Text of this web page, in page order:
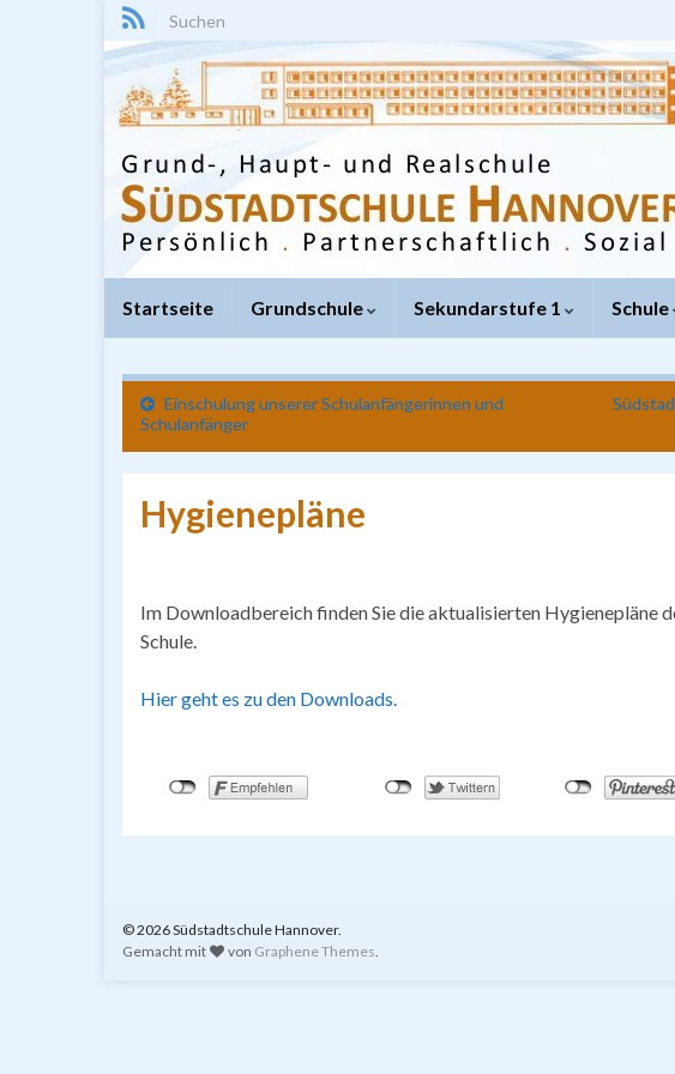
Search for:
Startseite Grundschule Sekundarstufe 1 Schule
Einschulung unserer Schulanfängerinnen und
Schulanfänger
Hygienepläne
Im Downloadbereich finden Sie die aktualisierten Hygienepläne
Schule.
Hier geht es zu den Downloads.
© 2026 Südstadtschule Hannover.
Gemacht mit
von Graphene Themes.